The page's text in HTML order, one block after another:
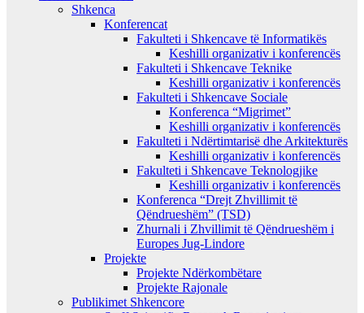
Shkenca
Konferencat
Fakulteti i Shkencave të Informatikës
Keshilli organizativ i konferencës
Fakulteti i Shkencave Teknike
Keshilli organizativ i konferencës
Fakulteti i Shkencave Sociale
Konferenca “Migrimet”
Keshilli organizativ i konferencës
Fakulteti i Ndërtimtarisë dhe Arkitekturës
Keshilli organizativ i konferencës
Fakulteti i Shkencave Teknologjike
Keshilli organizativ i konferencës
Konferenca “Drejt Zhvillimit të
Qëndrueshëm” (TSD)
Zhurnali i Zhvillimit të Qëndrueshëm i
Europes Jug-Lindore
Projekte
Projekte Ndërkombëtare
Projekte Rajonale
Publikimet Shkencore